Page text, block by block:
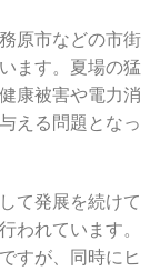
原市などの市街
ます。夏場の猛
康被害や電力消
える問題となっ
て発展を続けて
われています。
すが、同時にヒ